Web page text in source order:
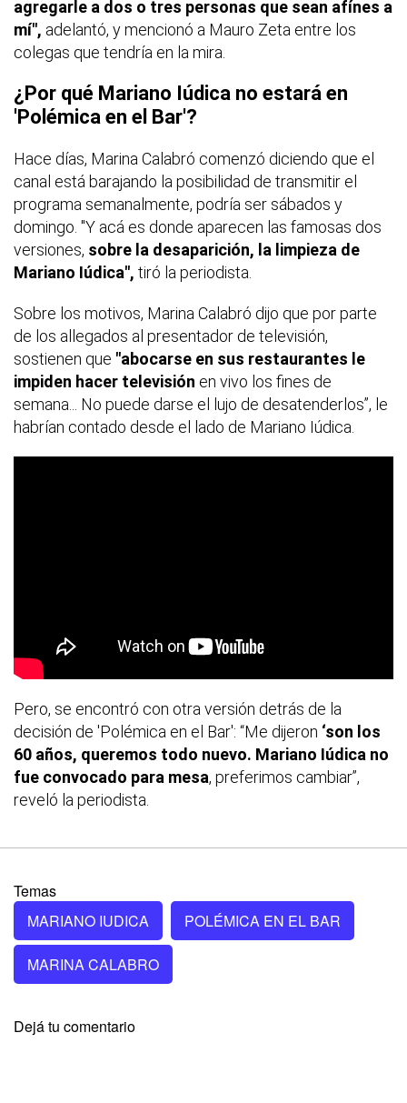
agregarle a dos o tres personas que sean afínes a
mí", adelantó, y mencionó a Mauro Zeta entre los
colegas que tendría en la mira.
¿Por qué Mariano Iúdica no estará en
'Polémica en el Bar'?
Hace días, Marina Calabró comenzó diciendo que el
canal está barajando la posibilidad de transmitir el
programa semanalmente, podría ser sábados y
domingo. "Y acá es donde aparecen las famosas dos
versiones, sobre la desaparición, la limpieza de
Mariano Iúdica", tiró la periodista.
Sobre los motivos, Marina Calabró dijo que por parte
de los allegados al presentador de televisión,
sostienen que "abocarse en sus restaurantes le
impiden hacer televisión en vivo los fines de
semana... No puede darse el lujo de desatenderlos”, le
habrían contado desde el lado de Mariano Iúdica.
Pero, se encontró con otra versión detrás de la
decisión de 'Polémica en el Bar': “Me dijeron ‘son los
60 años, queremos todo nuevo. Mariano Iúdica no
fue convocado para mesa, preferimos cambiar”,
reveló la periodista.
Temas
MARIANO IUDICA
POLÉMICA EN EL BAR
MARINA CALABRO
Dejá tu comentario